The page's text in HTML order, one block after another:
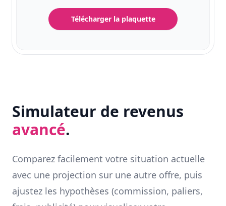
Télécharger la plaquette
Simulateur de revenus
avancé.
Comparez facilement votre situation actuelle
avec une projection sur une autre offre, puis
ajustez les hypothèses (commission, paliers,